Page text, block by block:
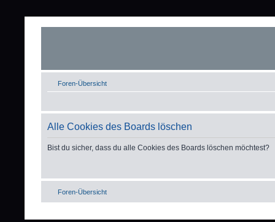
Foren-Übersicht
Alle Cookies des Boards löschen
Bist du sicher, dass du alle Cookies des Boards löschen möchtest?
Foren-Übersicht